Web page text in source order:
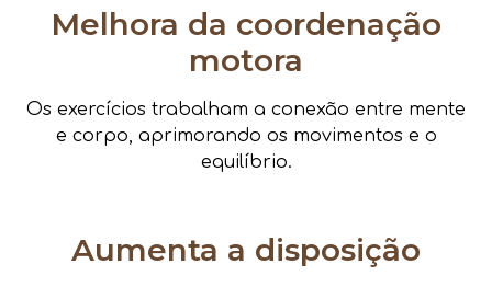
Melhora da coordenação
motora
Os exercícios trabalham a conexão entre mente
e corpo, aprimorando os movimentos e o
equilíbrio.
Aumenta a disposição